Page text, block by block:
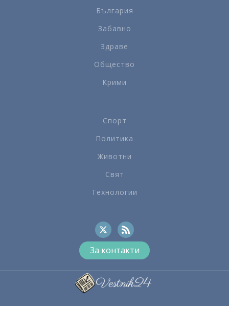
България
Забавно
Здраве
Общество
Крими
Спорт
Политика
Животни
Свят
Технологии
За контакти